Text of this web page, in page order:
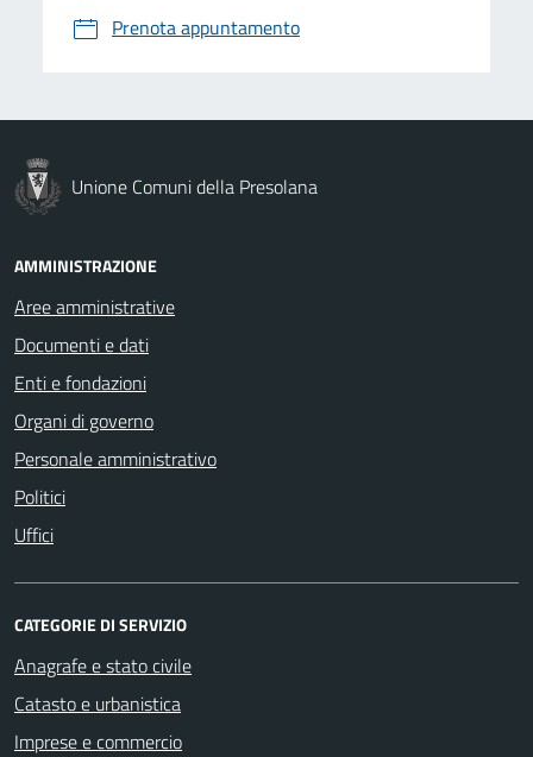
Prenota appuntamento
Unione Comuni della Presolana
AMMINISTRAZIONE
Aree amministrative
Documenti e dati
Enti e fondazioni
Organi di governo
Personale amministrativo
Politici
Uffici
CATEGORIE DI SERVIZIO
Anagrafe e stato civile
Catasto e urbanistica
Imprese e commercio